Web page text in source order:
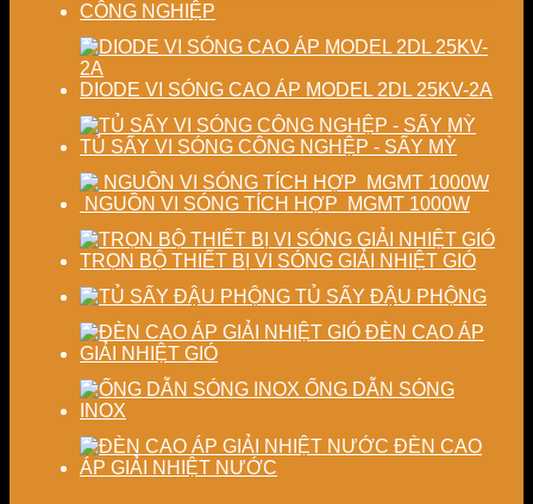
CÔNG NGHIỆP
DIODE VI SÓNG CAO ÁP MODEL 2DL 25KV-2A
TỦ SẤY VI SÓNG CÔNG NGHỆP - SẤY MỲ
NGUỒN VI SÓNG TÍCH HỢP MGMT 1000W
TRỌN BỘ THIẾT BỊ VI SÓNG GIẢI NHIỆT GIÓ
TỦ SẤY ĐẬU PHỘNG
ĐÈN CAO ÁP
GIẢI NHIỆT GIÓ
ỐNG DẪN SÓNG
INOX
ĐÈN CAO
ÁP GIẢI NHIỆT NƯỚC